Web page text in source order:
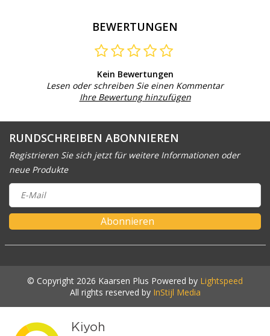
BEWERTUNGEN
Kein Bewertungen
Lesen oder schreiben Sie einen Kommentar
Ihre Bewertung hinzufügen
RUNDSCHREIBEN ABONNIEREN
Registrieren Sie sich jetzt für weitere Informationen oder
neue Produkte
Abonnieren
© Copyright 2026 Kaarsen Plus Powered by Lightspeed
All rights reserved by InStijl Media